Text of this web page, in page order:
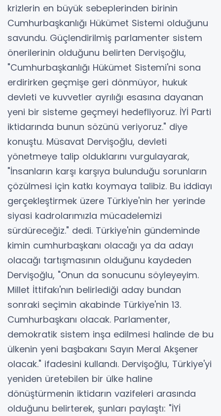
krizlerin en büyük sebeplerinden birinin
Cumhurbaşkanlığı Hükümet Sistemi olduğunu
savundu. Güçlendirilmiş parlamenter sistem
önerilerinin olduğunu belirten Dervişoğlu,
"Cumhurbaşkanlığı Hükümet Sistemi'ni sona
erdirirken geçmişe geri dönmüyor, hukuk
devleti ve kuvvetler ayrılığı esasına dayanan
yeni bir sisteme geçmeyi hedefliyoruz. İYİ Parti
iktidarında bunun sözünü veriyoruz." diye
konuştu. Müsavat Dervişoğlu, devleti
yönetmeye talip olduklarını vurgulayarak,
"İnsanların karşı karşıya bulunduğu sorunların
çözülmesi için katkı koymaya talibiz. Bu iddiayı
gerçekleştirmek üzere Türkiye'nin her yerinde
siyasi kadrolarımızla mücadelemizi
sürdüreceğiz." dedi. Türkiye'nin gündeminde
kimin cumhurbaşkanı olacağı ya da adayı
olacağı tartışmasının olduğunu kaydeden
Dervişoğlu, "Onun da sonucunu söyleyeyim.
Millet İttifakı'nın belirlediği aday bundan
sonraki seçimin akabinde Türkiye'nin 13.
Cumhurbaşkanı olacak. Parlamenter,
demokratik sistem inşa edilmesi halinde de bu
ülkenin yeni başbakanı Sayın Meral Akşener
olacak." ifadesini kullandı. Dervişoğlu, Türkiye'yi
yeniden üretebilen bir ülke haline
dönüştürmenin iktidarın vazifeleri arasında
olduğunu belirterek, şunları paylaştı: "İYİ